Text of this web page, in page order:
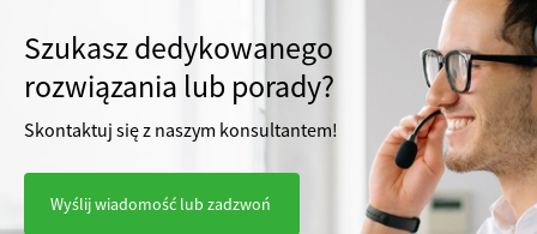
Szukasz dedykowanego
rozwiązania lub porady?
Skontaktuj się z naszym konsultantem!
Wyślij wiadomość lub zadzwoń